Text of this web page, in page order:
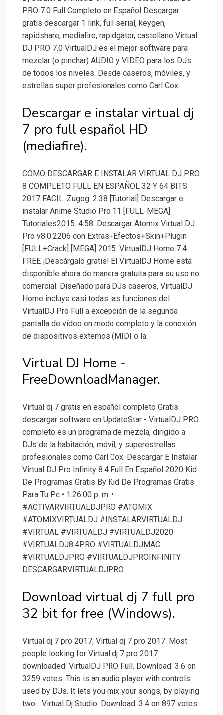
PRO 7.0 Full Completo en Español Descargar
gratis descargar 1 link, full serial, keygen,
rapidshare, mediafire, rapidgator, castellano Virtual
DJ PRO 7.0 VirtualDJ es el mejor software para
mezclar (o pinchar) AUDIO y VIDEO para los DJs
de todos los niveles. Desde caseros, móviles, y
estrellas super profesionales como Carl Cox.
Descargar e instalar virtual dj
7 pro full español HD
(mediafire).
COMO DESCARGAR E INSTALAR VIRTUAL DJ PRO
8 COMPLETO FULL EN ESPAÑOL 32 Y 64 BITS
2017 FACIL. Zugog. 2:38 [Tutorial] Descargar e
instalar Anime Studio Pro 11 [FULL-MEGA]
Tutoriales2015. 4:58. Descargar Atomix Virtual DJ
Pro v8.0.2206 con Extras+Efectos+Skin+Plugin
[FULL+Crack] [MEGA] 2015. VirtualDJ Home 7.4
FREE ¡Descárgalo gratis! El VirtualDJ Home está
disponible ahora de manera gratuita para su uso no
comercial. Diseñado para DJs caseros, VirtualDJ
Home incluye casi todas las funciones del
VirtualDJ Pro Full a excepción de la segunda
pantalla de vídeo en modo completo y la conexión
de dispositivos externos (MIDI o la.
Virtual DJ Home -
FreeDownloadManager.
Virtual dj 7 gratis en español completo Gratis
descargar software en UpdateStar - VirtualDJ PRO
completo es un programa de mezcla, dirigido a
DJs de la habitación, móvil, y superestrellas
profesionales como Carl Cox. Descargar E Instalar
Virtual DJ Pro Infinity 8.4 Full En Español 2020 Kid
De Programas Gratis By Kid De Programas Gratis
Para Tu Pc • 1:26:00 p. m. •
#ACTIVARVIRTUALDJPRO #ATOMIX
#ATOMIXVIRTUALDJ #INSTALARVIRTUALDJ
#VIRTUAL #VIRTUALDJ #VIRTUALDJ2020
#VIRTUALDJ8.4PRO #VIRTUALDJMAC
#VIRTUALDJPRO #VIRTUALDJPROINFINITY
DESCARGARVIRTUALDJPRO.
Download virtual dj 7 full pro
32 bit for free (Windows).
Virtual dj 7 pro 2017; Virtual dj 7 pro 2017. Most
people looking for Virtual dj 7 pro 2017
downloaded: VirtualDJ PRO Full. Download. 3.6 on
3259 votes. This is an audio player with controls
used by DJs. It lets you mix your songs, by playing
two... Virtual Dj Studio. Download. 3.4 on 897 votes.